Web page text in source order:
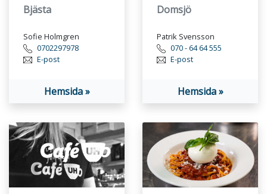
Bjästa
Sofie Holmgren
0702297978
E-post
Hemsida »
Domsjö
Patrik Svensson
070 - 64 64 555
E-post
Hemsida »